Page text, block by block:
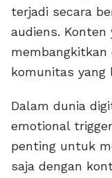
terjadi secara
audiens. Konten
membangkitkan
komunitas yang
Dalam dunia
emotional
penting untuk
saja dengan